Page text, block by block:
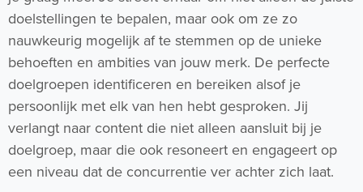
doelstellingen te bepalen, maar ook om ze zo
nauwkeurig mogelijk af te stemmen op de unieke
behoeften en ambities van jouw merk. De perfecte
doelgroepen identificeren en bereiken alsof je
persoonlijk met elk van hen hebt gesproken. Jij
verlangt naar content die niet alleen aansluit bij je
doelgroep, maar die ook resoneert en engageert op
een niveau dat de concurrentie ver achter zich laat.